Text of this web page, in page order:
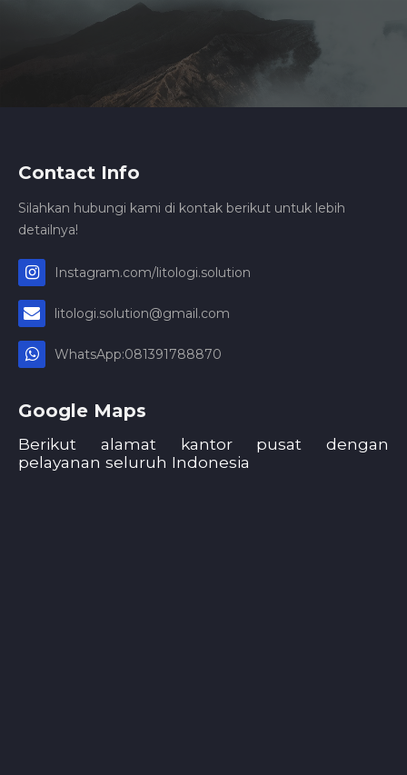
Contact Info
Silahkan hubungi kami di kontak berikut untuk lebih
detailnya!
Instagram.com/litologi.solution
litologi.solution@gmail.com
WhatsApp:081391788870
Google Maps
Berikut alamat kantor pusat dengan
pelayanan seluruh Indonesia